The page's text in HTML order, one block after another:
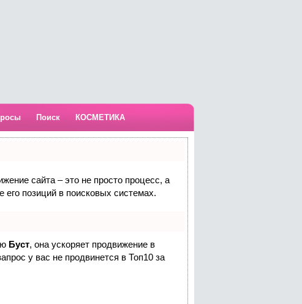
Поиск КОСМЕТИКА
сайта – это не просто процесс, а
позиций в поисковых системах.
Буст, она ускоряет продвижение в
у вас не продвинется в Топ10 за